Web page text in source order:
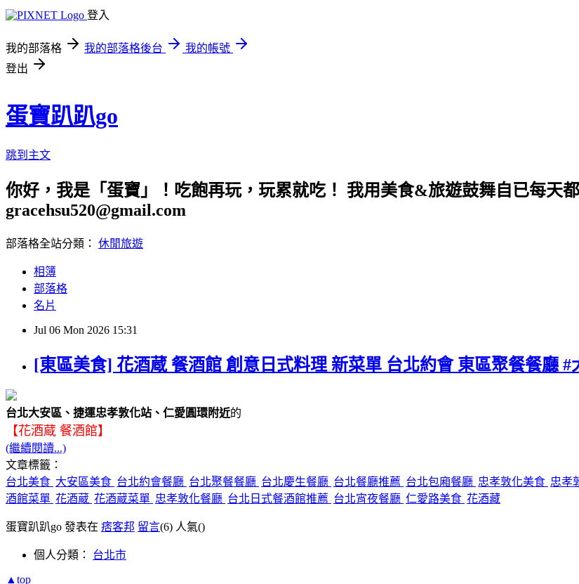
登入
我的部落格 我的部落格後台
我的帳號
登出
蛋寶趴趴go
跳到主文
你好，我是「蛋寶」！吃飽再玩，玩累就吃！ 我用美食&旅遊鼓舞自已每天
gracehsu520@gmail.com
部落格全站分類： 休閒旅遊
相簿
部落格
名片
Jul 06 Mon 2026 15:31
[東區美食] 花酒蔵 餐酒館 創意日式料理 新菜單 台北約會 東區聚餐餐廳
台北大安區、捷運忠孝敦化站、仁愛圓環附近的
【花酒蔵 餐酒館】
(繼續閱讀...)
文章標籤：
台北美食 大安區美食 台北約會餐廳 台北聚餐餐廳 台北慶生餐廳 台北餐廳推薦 台北包廂餐廳 忠孝敦化美食 忠孝
酒館菜單 花酒蔵 花酒蔵菜單 忠孝敦化餐廳 台北日式餐酒館推薦 台北宵夜餐廳 仁愛路美食 花酒藏
蛋寶趴趴go 發表在 痞客邦 留言(6) 人氣()
個人分類： 台北市
▲top